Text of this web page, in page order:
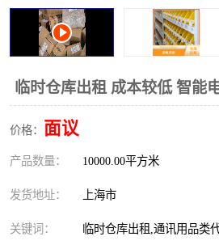
临时仓库出租 成本较低 智能
价格： 面议
产品数量： 10000.00平方米
发货地址： 上海市
关键词：
临时仓库出租,通讯用品类